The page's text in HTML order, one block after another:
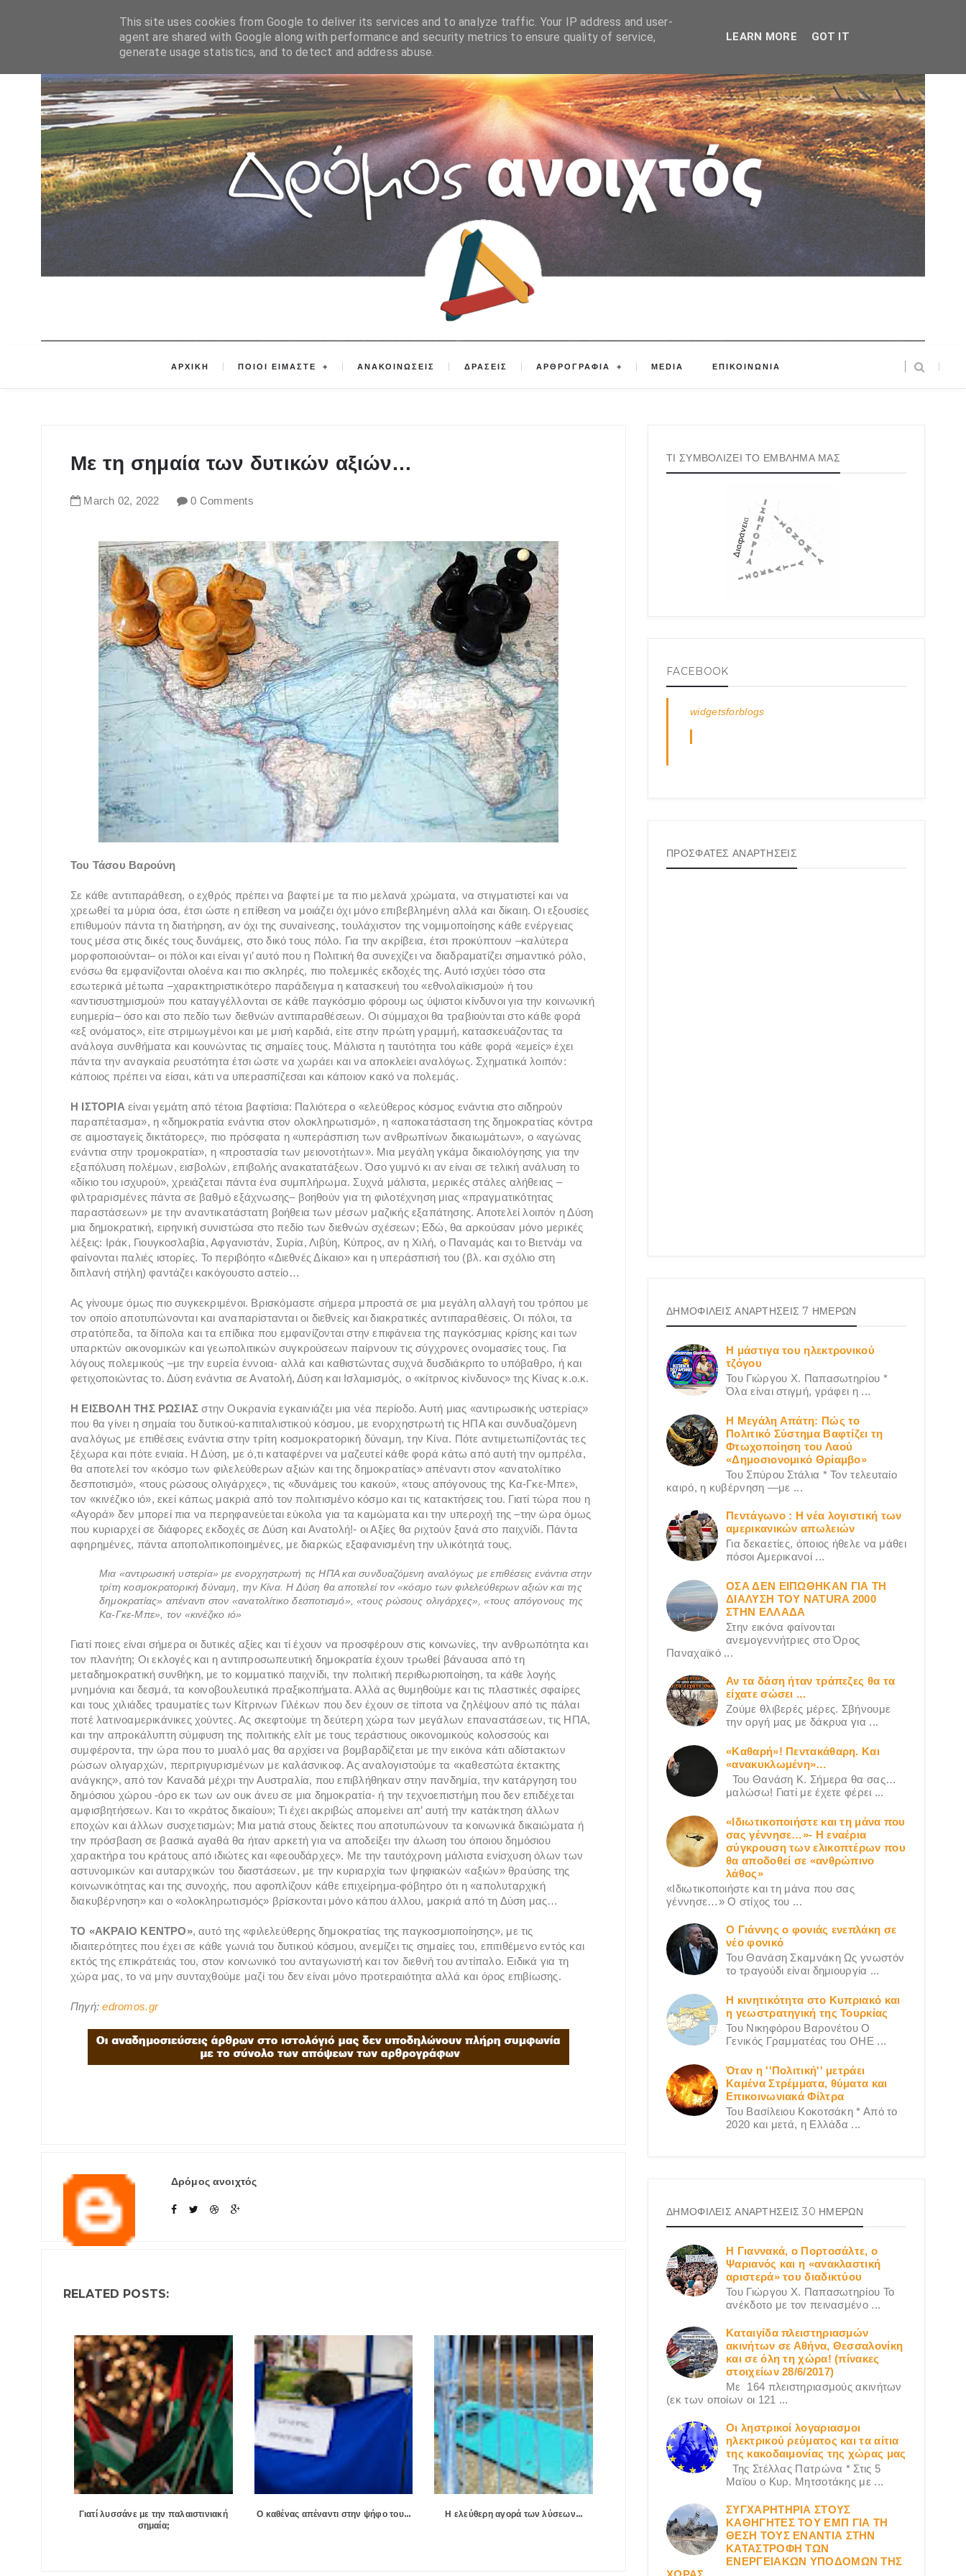
ΑΡΧΙΚΗ ΠΟΙΟΙ ΕΙΜΑΣΤΕ ΑΝΑΚΟΙΝΩΣΕΙΣ ΔΡΑΣΕΙΣ ΑΡΘΡΟΓΡΑΦΙΑ MEDIA ΕΠΙΚΟΙΝΩΝΙΑ
Με τη σημαία των δυτικών αξιών…
March 02, 2022 0 Comments
Του Τάσου Βαρούνη
Σε κάθε αντιπαράθεση, ο εχθρός πρέπει να βαφτεί με τα πιο μελανά χρώματα, να στιγματιστεί και να
χρεωθεί τα μύρια όσα, έτσι ώστε η επίθεση να μοιάζει όχι μόνο επιβεβλημένη αλλά και δίκαιη. Οι εξουσίες
επιθυμούν πάντα τη διατήρηση, αν όχι της συναίνεσης, τουλάχιστον της νομιμοποίησης κάθε ενέργειας
τους μέσα στις δικές τους δυνάμεις, στο δικό τους πόλο. Για την ακρίβεια, έτσι προκύπτουν –καλύτερα
μορφοποιούνται– οι πόλοι και είναι γι’ αυτό που η Πολιτική θα συνεχίζει να διαδραματίζει σημαντικό ρόλο,
ενόσω θα εμφανίζονται ολοένα και πιο σκληρές, πιο πολεμικές εκδοχές της. Αυτό ισχύει τόσο στα
εσωτερικά μέτωπα –χαρακτηριστικότερο παράδειγμα η κατασκευή του «εθνολαϊκισμού» ή του
«αντισυστημισμού» που καταγγέλλονται σε κάθε παγκόσμιο φόρουμ ως ύψιστοι κίνδυνοι για την κοινωνική
ευημερία– όσο και στο πεδίο των διεθνών αντιπαραθέσεων. Οι σύμμαχοι θα τραβιούνται στο κάθε φορά
«εξ ονόματος», είτε στριμωγμένοι και με μισή καρδιά, είτε στην πρώτη γραμμή, κατασκευάζοντας τα
ανάλογα συνθήματα και κουνώντας τις σημαίες τους. Μάλιστα η ταυτότητα του κάθε φορά «εμείς» έχει
πάντα την αναγκαία ρευστότητα έτσι ώστε να χωράει και να αποκλείει αναλόγως. Σχηματικά λοιπόν:
κάποιος πρέπει να είσαι, κάτι να υπερασπίζεσαι και κάποιον κακό να πολεμάς.
Η ΙΣΤΟΡΙΑείναι γεμάτη από τέτοια βαφτίσια: Παλιότερα ο «ελεύθερος κόσμος ενάντια στο σιδηρούν
παραπέτασμα», η «δημοκρατία ενάντια στον ολοκληρωτισμό», η «αποκατάσταση της δημοκρατίας κόντρα
σε αιμοσταγείς δικτάτορες», πιο πρόσφατα η «υπεράσπιση των ανθρωπίνων δικαιωμάτων», ο «αγώνας
ενάντια στην τρομοκρατία», η «προστασία των μειονοτήτων». Μια μεγάλη γκάμα δικαιολόγησης για την
εξαπόλυση πολέμων, εισβολών, επιβολής ανακατατάξεων. Όσο γυμνό κι αν είναι σε τελική ανάλυση το
«δίκιο του ισχυρού», χρειάζεται πάντα ένα συμπλήρωμα. Συχνά μάλιστα, μερικές στάλες αλήθειας –
φιλτραρισμένες πάντα σε βαθμό εξάχνωσης– βοηθούν για τη φιλοτέχνηση μιας «πραγματικότητας
παραστάσεων» με την αναντικατάστατη βοήθεια των μέσων μαζικής εξαπάτησης. Αποτελεί λοιπόν η Δύση
μια δημοκρατική, ειρηνική συνιστώσα στο πεδίο των διεθνών σχέσεων; Εδώ, θα αρκούσαν μόνο μερικές
λέξεις: Ιράκ, Γιουγκοσλαβία, Αφγανιστάν, Συρία, Λιβύη, Κύπρος, αν η Χιλή, ο Παναμάς και το Βιετνάμ να
φαίνονται παλιές ιστορίες. Το περιβόητο «Διεθνές Δίκαιο» και η υπεράσπισή του (βλ. και σχόλιο στη
διπλανή στήλη) φαντάζει κακόγουστο αστείο…
Ας γίνουμε όμως πιο συγκεκριμένοι. Βρισκόμαστε σήμερα μπροστά σε μια μεγάλη αλλαγή του τρόπου με
τον οποίο αποτυπώνονται και αναπαρίστανται οι διεθνείς και διακρατικές αντιπαραθέσεις. Οι πόλοι, τα
στρατόπεδα, τα δίπολα και τα επίδικα που εμφανίζονται στην επιφάνεια της παγκόσμιας κρίσης και των
υπαρκτών οικονομικών και γεωπολιτικών συγκρούσεων παίρνουν τις σύγχρονες ονομασίες τους. Για
λόγους πολεμικούς –με την ευρεία έννοια- αλλά και καθιστώντας συχνά δυσδιάκριτο το υπόβαθρο, ή και
φετιχοποιώντας το. Δύση ενάντια σε Ανατολή, Δύση και Ισλαμισμός, ο «κίτρινος κίνδυνος» της Κίνας κ.ο.κ.
Η ΕΙΣΒΟΛΗ ΤΗΣ ΡΩΣΙΑΣστην Ουκρανία εγκαινιάζει μια νέα περίοδο. Αυτή μιας «αντιρωσικής υστερίας»
που θα γίνει η σημαία του δυτικού-καπιταλιστικού κόσμου, με ενορχηστρωτή τις ΗΠΑ και συνδυαζόμενη
αναλόγως με επιθέσεις ενάντια στην τρίτη κοσμοκρατορική δύναμη, την Κίνα. Πότε αντιμετωπίζοντάς τες
ξέχωρα και πότε ενιαία. Η Δύση, με ό,τι καταφέρνει να μαζευτεί κάθε φορά κάτω από αυτή την ομπρέλα,
θα αποτελεί τον «κόσμο των φιλελεύθερων αξιών και της δημοκρατίας» απέναντι στον «ανατολίτικο
δεσποτισμό», «τους ρώσους ολιγάρχες», τις «δυνάμεις του κακού», «τους απόγονους της Κα-Γκε-Μπε»,
τον «κινέζικο ιό», εκεί κάπως μακριά από τον πολιτισμένο κόσμο και τις κατακτήσεις του. Γιατί τώρα που η
«Αγορά» δεν μπορεί πια να περηφανεύεται εύκολα για τα καμώματα και την υπεροχή της –την ώρα όμως
που κυριαρχεί σε διάφορες εκδοχές σε Δύση και Ανατολή!- οι Αξίες θα ριχτούν ξανά στο παιχνίδι. Πάντα
αφηρημένες, πάντα αποπολιτικοποιημένες, με διαρκώς εξαφανισμένη την υλικότητά τους.
Μια «αντιρωσική υστερία» με ενορχηστρωτή τις ΗΠΑ και συνδυαζόμενη αναλόγως με επιθέσεις ενάντια στην
τρίτη κοσμοκρατορική δύναμη, την Κίνα. Η Δύση θα αποτελεί τον «κόσμο των φιλελεύθερων αξιών και της
δημοκρατίας» απέναντι στον «ανατολίτικο δεσποτισμό», «τους ρώσους ολιγάρχες», «τους απόγονους της
Κα-Γκε-Μπε», τον «κινέζικο ιό»
Γιατί ποιες είναι σήμερα οι δυτικές αξίες και τί έχουν να προσφέρουν στις κοινωνίες, την ανθρωπότητα και
τον πλανήτη; Οι εκλογές και η αντιπροσωπευτική δημοκρατία έχουν τρωθεί βάναυσα από τη
μεταδημοκρατική συνθήκη, με το κομματικό παιχνίδι, την πολιτική περιθωριοποίηση, τα κάθε λογής
μνημόνια και δεσμά, τα κοινοβουλευτικά πραξικοπήματα. Αλλά ας θυμηθούμε και τις πλαστικές σφαίρες
και τους χιλιάδες τραυματίες των Κίτρινων Γιλέκων που δεν έχουν σε τίποτα να ζηλέψουν από τις πάλαι
ποτέ λατινοαμερικάνικες χούντες. Ας σκεφτούμε τη δεύτερη χώρα των μεγάλων επαναστάσεων, τις ΗΠΑ,
και την απροκάλυπτη σύμφυση της πολιτικής ελίτ με τους τεράστιους οικονομικούς κολοσσούς και
συμφέροντα, την ώρα που το μυαλό μας θα αρχίσει να βομβαρδίζεται με την εικόνα κάτι αδίστακτων
ρώσων ολιγαρχών, περιτριγυρισμένων με καλάσνικοφ. Ας αναλογιστούμε τα «καθεστώτα έκτακτης
ανάγκης», από τον Καναδά μέχρι την Αυστραλία, που επιβλήθηκαν στην πανδημία, την κατάργηση του
δημόσιου χώρου -όρο εκ των ων ουκ άνευ σε μια δημοκρατία- ή την τεχνοεπιστήμη που δεν επιδέχεται
αμφισβητήσεων. Και το «κράτος δικαίου»; Τι έχει ακριβώς απομείνει απ’ αυτή την κατάκτηση άλλων
εποχών και άλλων συσχετισμών; Μια ματιά στους δείκτες που αποτυπώνουν τα κοινωνικά δικαιώματα ή
την πρόσβαση σε βασικά αγαθά θα ήταν αρκετή για να αποδείξει την άλωση του όποιου δημόσιου
χαρακτήρα του κράτους από ιδιώτες και «φεουδάρχες». Με την ταυτόχρονη μάλιστα ενίσχυση όλων των
αστυνομικών και αυταρχικών του διαστάσεων, με την κυριαρχία των ψηφιακών «αξιών» θραύσης της
κοινωνικότητας και της συνοχής, που αφοπλίζουν κάθε επιχείρημα-φόβητρο ότι η «απολυταρχική
διακυβέρνηση» και ο «ολοκληρωτισμός» βρίσκονται μόνο κάπου άλλου, μακριά από τη Δύση μας…
ΤΟ «ΑΚΡΑΙΟ ΚΕΝΤΡΟ», αυτό της «φιλελεύθερης δημοκρατίας της παγκοσμιοποίησης», με τις
ιδιαιτερότητες που έχει σε κάθε γωνιά του δυτικού κόσμου, ανεμίζει τις σημαίες του, επιτιθέμενο εντός και
εκτός της επικράτειάς του, στον κοινωνικό του ανταγωνιστή και τον διεθνή του αντίπαλο. Ειδικά για τη
χώρα μας, το να μην συνταχθούμε μαζί του δεν είναι μόνο προτεραιότητα αλλά και όρος επιβίωσης.
Πηγή:edromos.gr
Δρόμος ανοιχτός
RELATED POSTS:
Γιατί λυσσάνε με την παλαιστινιακή
σημαία;
Ο καθένας απέναντι στην ψήφο του… Η ελεύθερη αγορά των λύσεων…
ΤΙ ΣΥΜΒΟΛΙΖΕΙ ΤΟ ΕΜΒΛΗΜΑ ΜΑΣ
FACEBOOK
widgetsforblogs
ΠΡΟΣΦΑΤΕΣ ΑΝΑΡΤΗΣΕΙΣ
ΔΗΜΟΦΙΛΕΙΣ ΑΝΑΡΤΗΣΕΙΣ 7 ΗΜΕΡΩΝ
Η μάστιγα του ηλεκτρονικού
τζόγου
Του Γιώργου X. Παπασωτηρίου *
Όλα είναι στιγμή, γράφει η ...
Η Μεγάλη Απάτη: Πώς το
Πολιτικό Σύστημα Βαφτίζει τη
Φτωχοποίηση του Λαού
«Δημοσιονομικό Θρίαμβο»
Του Σπύρου Στάλια * Τον τελευταίο
καιρό, η κυβέρνηση —με ...
Πεντάγωνο : Η νέα λογιστική των
αμερικανικών απωλειών
Για δεκαετίες, όποιος ήθελε να μάθει
πόσοι Αμερικανοί ...
ΟΣΑ ΔΕN ΕΙΠΩΘΗΚΑΝ ΓΙΑ ΤΗ
ΔΙΑΛΥΣΗ ΤΟΥ NATURA 2000
ΣΤΗΝ ΕΛΛΑΔΑ
Στην εικόνα φαίνονται
ανεμογεννήτριες στο Όρος
Παναχαϊκό ...
Αν τα δάση ήταν τράπεζες θα τα
είχατε σώσει ...
Ζούμε θλιβερές μέρες. Σβήνουμε
την οργή μας με δάκρυα για ...
«Καθαρή»! Πεντακάθαρη. Και
«ανακυκλωμένη»…
Του Θανάση Κ. Σήμερα θα σας…
μαλώσω! Γιατί με έχετε φέρει ...
«Ιδιωτικοποιήστε και τη μάνα που
σας γέννησε…»- Η εναέρια
σύγκρουση των ελικοπτέρων που
θα αποδοθεί σε «ανθρώπινο
λάθος»
«Ιδιωτικοποιήστε και τη μάνα που σας
γέννησε…» Ο στίχος του ...
Ο Γιάννης ο φονιάς ενεπλάκη σε
νέο φονικό
Του Θανάση Σκαμνάκη Ως γνωστόν
το τραγούδι είναι δημιουργία ...
Η κινητικότητα στο Κυπριακό και
η γεωστρατηγική της Τουρκίας
Του Νικηφόρου Βαρονέτου Ο
Γενικός Γραμματέας του ΟΗΕ ...
Όταν η ''Πολιτική'' μετράει
Καμένα Στρέμματα, θύματα και
Επικοινωνιακά Φίλτρα
Του Βασίλειου Κοκοτσάκη * Από το
2020 και μετά, η Ελλάδα ...
ΔΗΜΟΦΙΛΕΙΣ ΑΝΑΡΤΗΣΕΙΣ 30 ΗΜΕΡΩΝ
Η Γιαννακά, ο Πορτοσάλτε, ο
Ψαριανός και η «ανακλαστική
αριστερά» του διαδικτύου
Του Γιώργου X. Παπασωτηρίου Το
ανέκδοτο με τον πεινασμένο ...
Καταιγίδα πλειστηριασμών
ακινήτων σε Αθήνα, Θεσσαλονίκη
και σε όλη τη χώρα! (πίνακες
στοιχείων 28/6/2017)
Με 164 πλειστηριασμούς ακινήτων
(εκ των οποίων οι 121 ...
Οι ληστρικοί λογαριασμοι
ηλεκτρικού ρεύματος και τα αίτια
της κακοδαιμονίας της χώρας μας
Της Στέλλας Πατρώνα * Στις 5
Μαϊου ο Κυρ. Μητσοτάκης με ...
ΣΥΓΧΑΡΗΤΗΡΙΑ ΣΤΟΥΣ
ΚΑΘΗΓΗΤΕΣ ΤΟΥ ΕΜΠ ΓΙΑ ΤΗ
ΘΕΣΗ ΤΟΥΣ ΕΝΑΝΤΙΑ ΣΤΗΝ
ΚΑΤΑΣΤΡΟΦΗ ΤΩΝ
ΕΝΕΡΓΕΙΑΚΩΝ ΥΠΟΔΟΜΩΝ ΤΗΣ
This site uses cookies from Google to deliver its services and to analyze traffic. Your IP address and user-
agent are shared with Google along with performance and security metrics to ensure quality of service,
generate usage statistics, and to detect and address abuse.
LEARN MORE GOT IT